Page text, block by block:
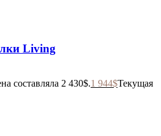
Living
составляла 2 430$.1 944$Текущая